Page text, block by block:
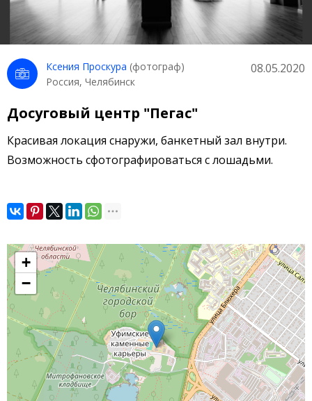
Ксения Проскура (фотограф)
Россия, Челябинск
08.05.2020
Досуговый центр "Пегас"
Красивая локация снаружи, банкетный зал внутри.
Возможность сфотографироваться с лошадьми.
+
−